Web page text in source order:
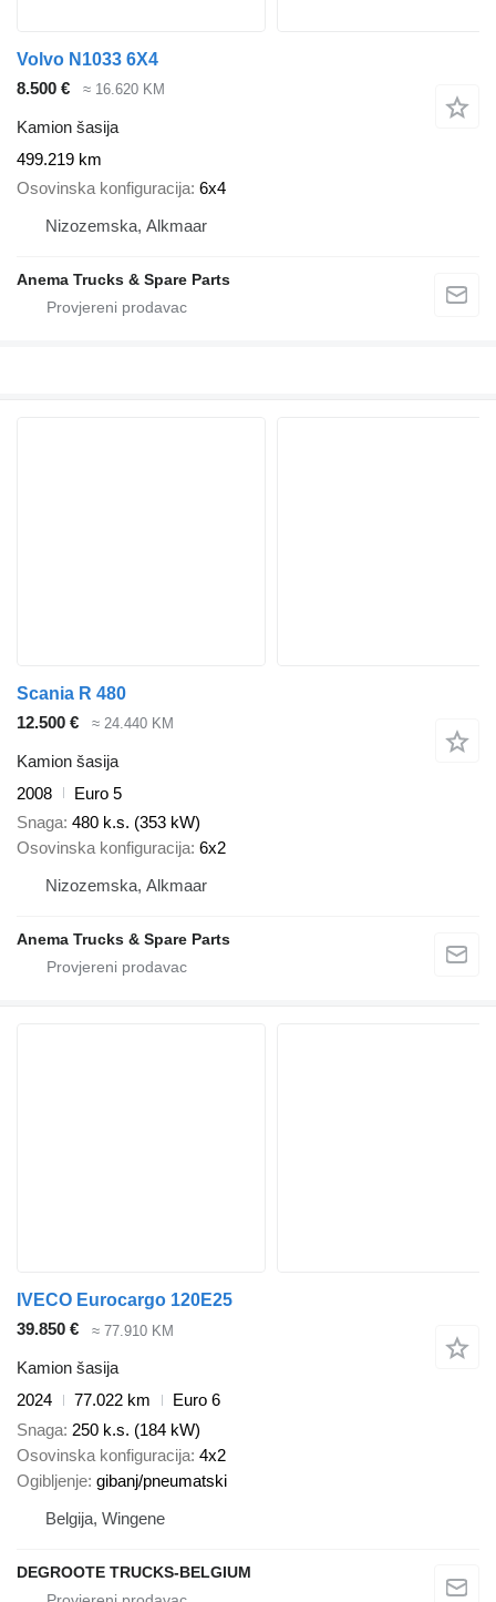
Volvo N1033 6X4
8.500 €
≈ 16.620 KM
Kamion šasija
499.219 km
Osovinska konfiguracija 6x4
Nizozemska, Alkmaar
Anema Trucks & Spare Parts
Scania R 480
12.500 €
≈ 24.440 KM
Kamion šasija
2008
Euro 5
Snaga 480 k.s. (353 kW)
Osovinska konfiguracija 6x2
Nizozemska, Alkmaar
Anema Trucks & Spare Parts
IVECO Eurocargo 120E25
39.850 €
≈ 77.910 KM
Kamion šasija
2024
77.022 km
Euro 6
Snaga 250 k.s. (184 kW)
Osovinska konfiguracija 4x2
Ogibljenje gibanj/pneumatski
Belgija, Wingene
DEGROOTE TRUCKS-BELGIUM